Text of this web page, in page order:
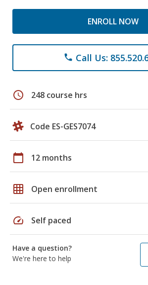
ENROLL NOW
phone Call Us:
schedule 248 course hrs
Code ES-GES7074
calendar_today 12 months
grid_on Open enrollment
speed Self paced
Have a question?
We're here to help